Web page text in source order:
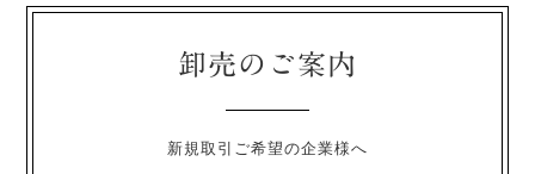
卸売のご案内
新規取引ご希望の企業様へ